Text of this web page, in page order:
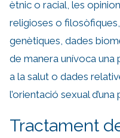
ètnic o racial, les
religioses o filosòfiques,
genètiques, dades
de manera unívoca una
a la salut o dades
l’orientació sexual
Tractament